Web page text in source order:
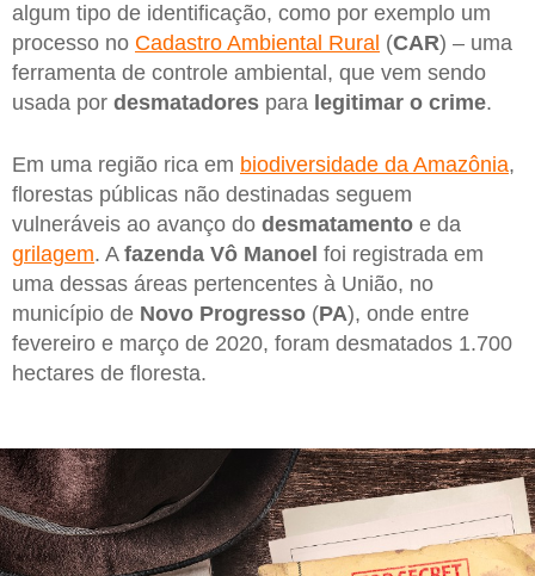
algum tipo de identificação, como por exemplo um
processo no Cadastro Ambiental Rural (CAR) – uma
ferramenta de controle ambiental, que vem sendo
usada por desmatadores para legitimar o crime.
Em uma região rica em biodiversidade da Amazônia,
florestas públicas não destinadas seguem
vulneráveis ao avanço do desmatamento e da
grilagem. A fazenda Vô Manoel foi registrada em
uma dessas áreas pertencentes à União, no
município de Novo Progresso (PA), onde entre
fevereiro e março de 2020, foram desmatados 1.700
hectares de floresta.